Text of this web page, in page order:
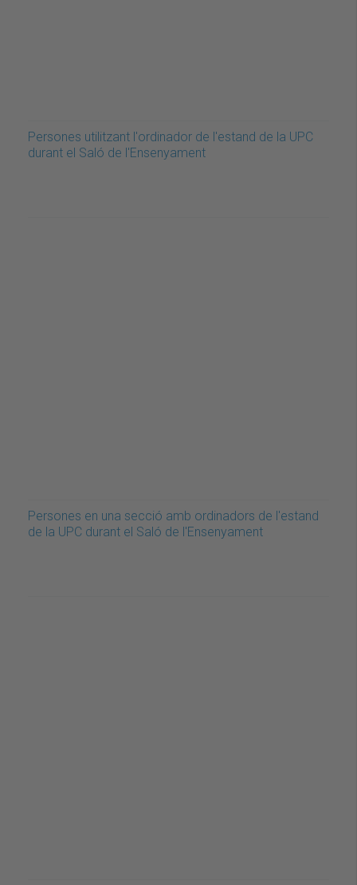
Persones utilitzant l'ordinador de l'estand de la UPC
durant el Saló de l'Ensenyament
Persones en una secció amb ordinadors de l'estand
de la UPC durant el Saló de l'Ensenyament